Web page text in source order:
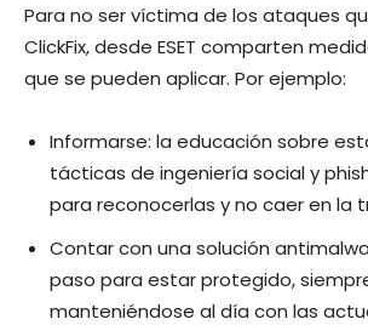
Para no ser víctima de los ataques
ClickFix, desde ESET comparten
que se pueden aplicar. Por ejemplo:
Informarse: la educación sobre
tácticas de ingeniería social y
para reconocerlas y no caer en la
Contar con una solución
paso para estar protegido,
manteniéndose al día con las